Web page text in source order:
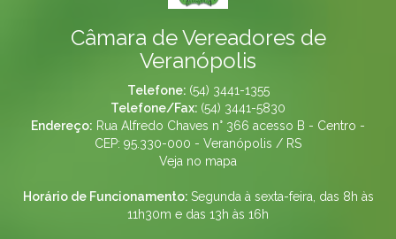
Câmara de Vereadores de
Veranópolis
Telefone: (54) 3441-1355
Telefone/Fax: (54) 3441-5830
Endereço: Rua Alfredo Chaves n° 366 acesso B - Centro -
CEP: 95.330-000 - Veranópolis / RS
Veja no mapa
Horário de Funcionamento: Segunda à sexta-feira, das 8h às
11h30m e das 13h às 16h